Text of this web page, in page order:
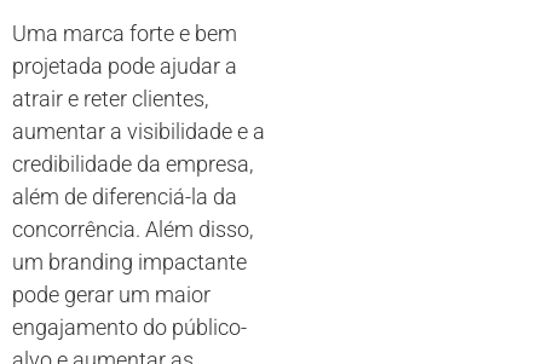
Uma marca forte e bem
projetada pode ajudar a
atrair e reter clientes,
aumentar a visibilidade e a
credibilidade da empresa,
além de diferenciá-la da
concorrência. Além disso,
um branding impactante
pode gerar um maior
engajamento do público-